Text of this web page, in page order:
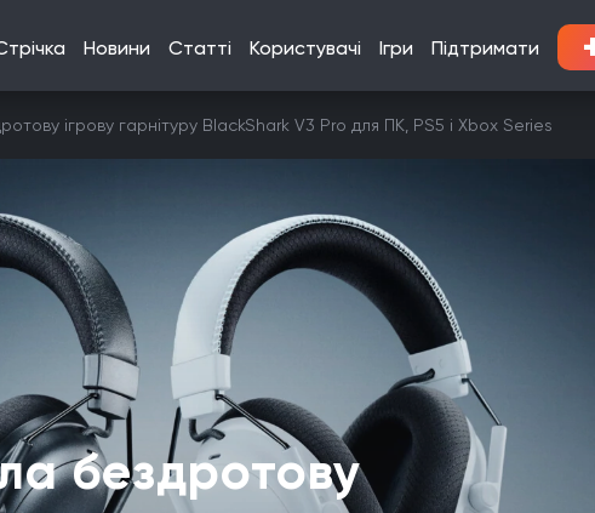
Новини Статті Користувачі Ігри Підтримати
ігрову гарнітуру BlackShark V3 Pro для ПК, PS5 і Xbox Series
бездротову